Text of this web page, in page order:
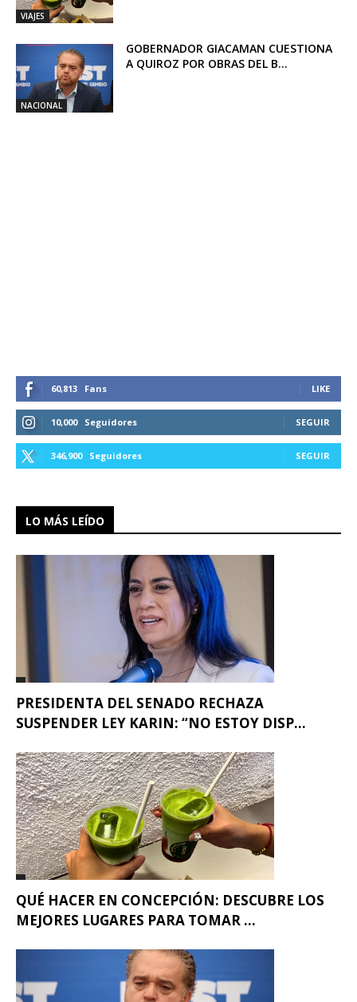
VIAJES
NACIONAL
GOBERNADOR GIACAMAN CUESTIONA
A QUIROZ POR OBRAS DEL B...
60,813 Fans LIKE
10,000 Seguidores SEGUIR
346,900 Seguidores SEGUIR
LO MÁS LEÍDO
PRESIDENTA DEL SENADO RECHAZA
SUSPENDER LEY KARIN: “NO ESTOY DISP...
QUÉ HACER EN CONCEPCIÓN: DESCUBRE LOS
MEJORES LUGARES PARA TOMAR ...